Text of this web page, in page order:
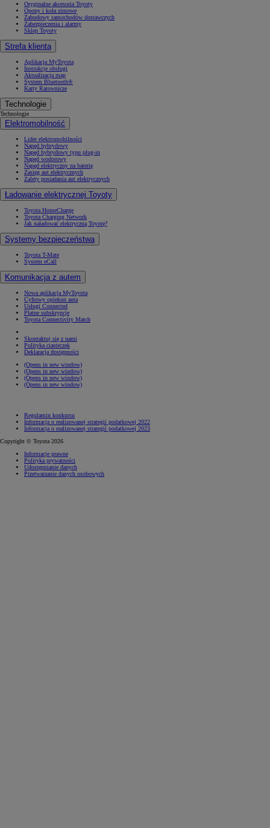
Oryginalne akcesoria Toyoty
Opony i koła zimowe
Zabudowy samochodów dostawczych
Zabezpieczenia i alarmy
Sklep Toyoty
Strefa klienta
Aplikacja MyToyota
Instrukcje obsługi
Aktualizacja map
System Bluetooth®
Karty Ratownicze
Technologie
Technologie
Elektromobilność
Lider elektromobilności
Napęd hybrydowy
Napęd hybrydowy typu plug-in
Napęd wodorowy
Napęd elektryczny na baterię
Zasięg aut elektrycznych
Zalety posiadania aut elektrycznych
Ładowanie elektrycznej Toyoty
Toyota HomeCharge
Toyota Charging Network
Jak naładować elektryczną Toyotę?
Systemy bezpieczeństwa
Toyota T-Mate
System eCall
Komunikacja z autem
Nowa aplikacja MyToyota
Cyfrowy opiekun auta
Usługi Connected
Płatne subskrypcje
Toyota Connectivity Match
Skontaktuj się z nami
Polityka ciasteczek
Deklaracja dostępności
(Opens in new window)
(Opens in new window)
(Opens in new window)
(Opens in new window)
Regulamin konkursu
Informacja o realizowanej strategii podatkowej 2022
Informacja o realizowanej strategii podatkowej 2023
Copyright © Toyota 2026
Informacje prawne
Polityka prywatności
Udostępnianie danych
Przetwarzanie danych osobowych